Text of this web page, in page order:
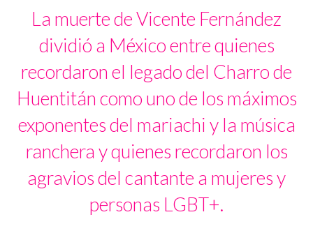
La muerte de Vicente Fernández
dividió a México entre quienes
recordaron el legado del Charro de
Huentitán como uno de los máximos
exponentes del mariachi y la música
ranchera y quienes recordaron los
agravios del cantante a mujeres y
personas LGBT+.